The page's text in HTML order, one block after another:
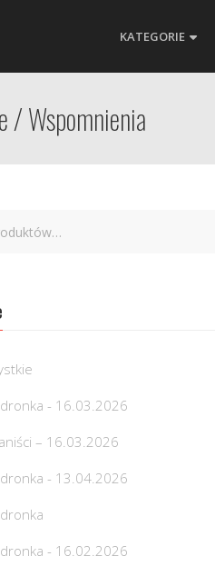
KATEGORIE
/ Wspomnienia
- 16.03.2026
– 16.03.2026
- 13.04.2026
- 16.02.2026